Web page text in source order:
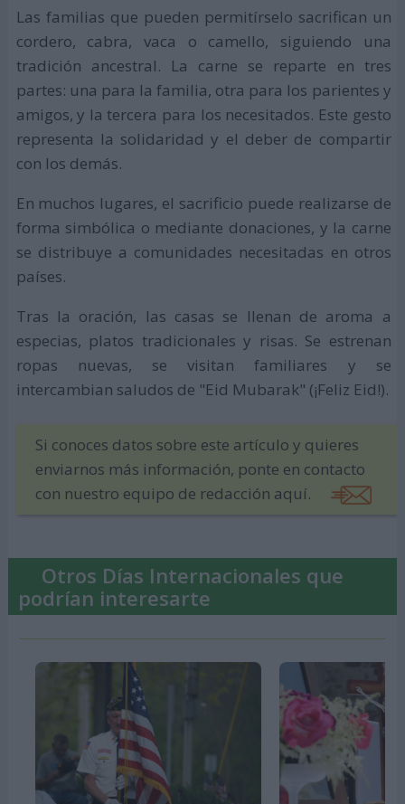
Las familias que pueden permitírselo sacrifican un
cordero, cabra, vaca o camello, siguiendo una
tradición ancestral. La carne se reparte en tres
partes: una para la familia, otra para los parientes y
amigos, y la tercera para los necesitados. Este gesto
representa la solidaridad y el deber de compartir
con los demás.
En muchos lugares, el sacrificio puede realizarse de
forma simbólica o mediante donaciones, y la carne
se distribuye a comunidades necesitadas en otros
países.
Tras la oración, las casas se llenan de aroma a
especias, platos tradicionales y risas. Se estrenan
ropas nuevas, se visitan familiares y se
intercambian saludos de "Eid Mubarak" (¡Feliz Eid!).
Si conoces datos sobre este artículo y quieres
enviarnos más información, ponte en contacto
con nuestro equipo de redacción aquí.
Otros Días Internacionales que
podrían interesarte